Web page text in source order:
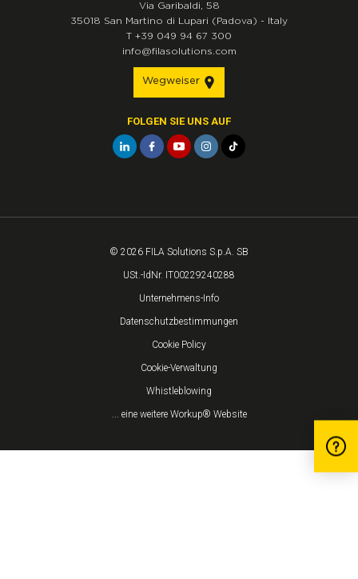
Via Garibaldi, 58
35018 San Martino di Lupari (Padova) - Italy
T +39 049 94 67 300
info@filasolutions.com
Wegweiser
FOLGEN SIE UNS AUF
© 2026 FILA Solutions S.p.A. SB
USt.-IdNr. IT00229240288
Unternehmens-Info
Datenschutzbestimmungen
Cookie Policy
Cookie-Verwaltung
Whistleblowing
... eine weitere Workup® Website